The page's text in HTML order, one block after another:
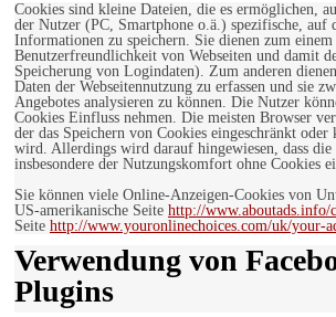
Cookies sind kleine Dateien, die es ermöglichen,
der Nutzer (PC, Smartphone o.ä.) spezifische, auf
Informationen zu speichern. Sie dienen zum einem
Benutzerfreundlichkeit von Webseiten und damit
Speicherung von Logindaten). Zum anderen
Daten der Webseitennutzung zu erfassen und sie
Angebotes analysieren zu können. Die Nutzer
Cookies Einfluss nehmen. Die meisten Browser
der das Speichern von Cookies eingeschränkt
wird. Allerdings wird darauf hingewiesen, dass die
insbesondere der Nutzungskomfort ohne Cookies
Sie können viele Online-Anzeigen-Cookies von
US-amerikanische Seite http://www.aboutads.info/
Seite http://www.youronlinechoices.com/uk/your-
Verwendung von
Plugins